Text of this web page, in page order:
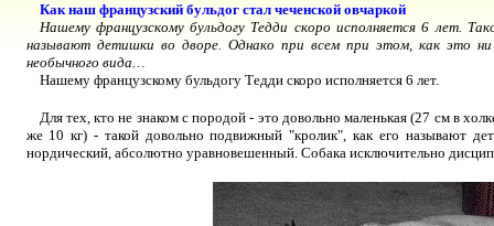
Как наш французский бульдог стал чеченской овчаркой
Нашему французскому бульдогу Тедди скоро исполняется 6 лет.
называют детишки во дворе. Однако при всем при этом, как это
необычного вида…
Нашему французскому бульдогу Тедди скоро исполняется 6 лет.
Для тех, кто не знаком с породой - это довольно маленькая (27 см в
же 10 кг) - такой довольно подвижный "кролик", как его называют
нордический, абсолютно уравновешенный. Собака исключительно